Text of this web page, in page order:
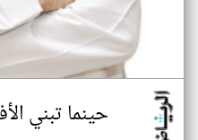
حينما تبني